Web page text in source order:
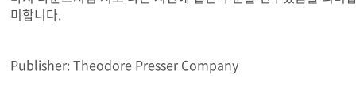
미합니다.
Publisher: Theodore Presser Company